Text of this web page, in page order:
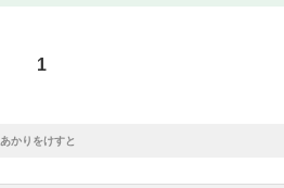
1
あかりをけすと